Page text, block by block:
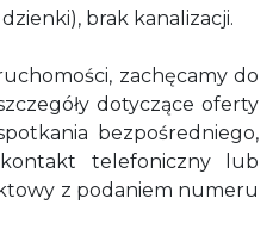
brak kanalizacji.
zachęcamy do
dotyczące oferty
bezpośredniego,
telefoniczny lub
z podaniem numeru